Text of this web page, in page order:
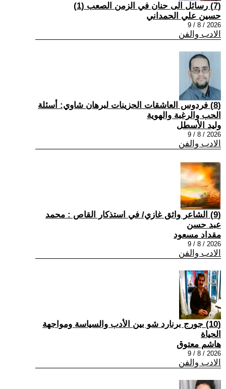
(7) رسائل الى حنان في الزمن الصعب (1)
حسين علي الحمداني
2026 / 8 / 9
الادب والفن
(8) فردوس العاشقات الحزينات لبرهان شاوي: أسئلة
الحب والرغبة والهوية
وليد الأسطل
2026 / 8 / 9
الادب والفن
(9) الشاعر واثق غازي/ في استذكار القاص : محمد
عبد حسن
مقداد مسعود
2026 / 8 / 9
الادب والفن
(10) جورج برنارد شو بين الأدب والسياسة ومواجهة
الحياة
هاشم معتوق
2026 / 8 / 9
الادب والفن